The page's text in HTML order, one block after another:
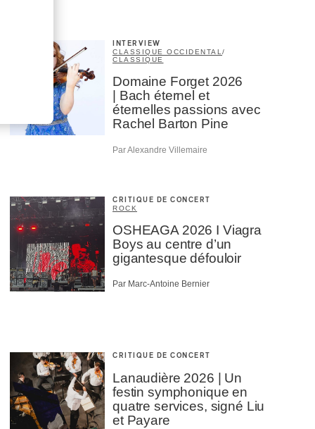
INTERVIEW
CLASSIQUE OCCIDENTAL/
CLASSIQUE
Domaine Forget 2026
| Bach éternel et
éternelles passions avec
Rachel Barton Pine
Par Alexandre Villemaire
CRITIQUE DE CONCERT
ROCK
OSHEAGA 2026 I Viagra
Boys au centre d’un
gigantesque défouloir
Par Marc-Antoine Bernier
CRITIQUE DE CONCERT
Lanaudière 2026 | Un
festin symphonique en
quatre services, signé Liu
et Payare